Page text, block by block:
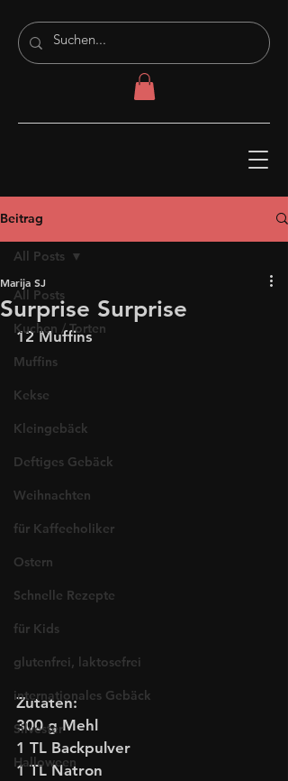
Beitrag
All Posts
Kuchen / Torten
Muffins
Kekse
Kleingebäck
Deftiges Gebäck
Weihnachten
für Kaffeeholiker
Ostern
Schnelle Rezepte
für Kids
glutenfrei, laktosefrei
internationales Gebäck
Silvester
Halloween
All Posts
Surprise Surprise
Marija SJ
12 Muffins
Zutaten:
300 g Mehl
1 TL Backpulver
1 TL Natron